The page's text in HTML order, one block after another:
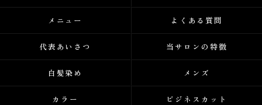
メニュー よくある質問
代表あいさつ 当サロンの特徴
白髪染め メンズ
カラー ビジネスカット